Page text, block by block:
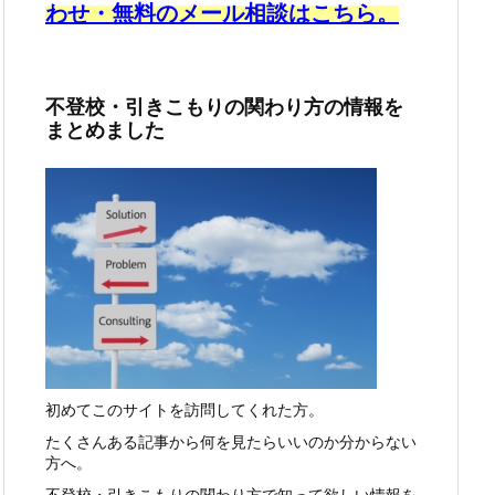
わせ・無料のメール相談はこちら。
不登校・引きこもりの関わり方の情報を
まとめました
初めてこのサイトを訪問してくれた方。
たくさんある記事から何を見たらいいのか分からない
方へ。